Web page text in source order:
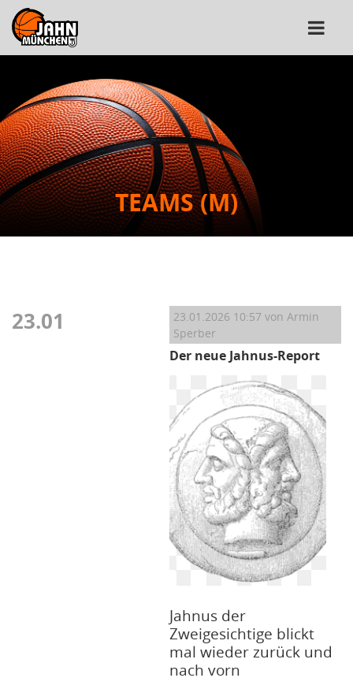
TEAMS (M)
23.01 23.01.2026 10:57 von Armin
Sperber
Der neue Jahnus-Report
Jahnus der
Zweigesichtige blickt
mal wieder zurück und
nach vorn